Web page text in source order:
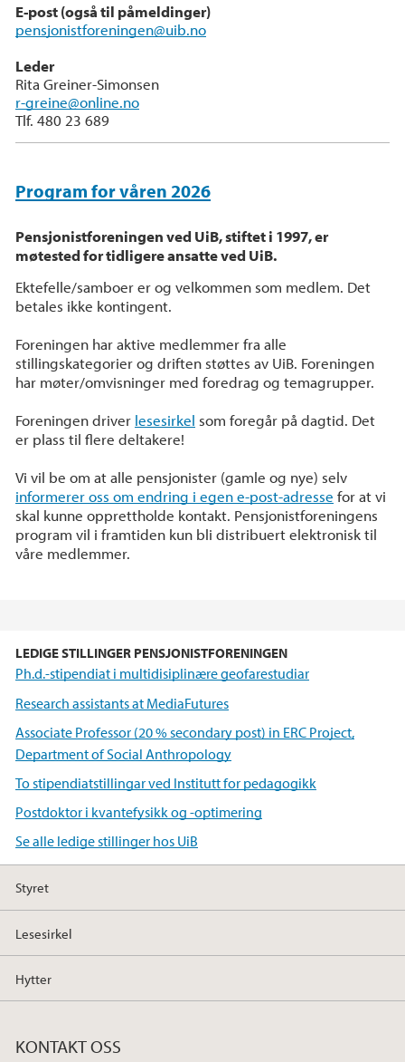
E-post (også til påmeldinger)
pensjonistforeningen@uib.no
Leder
Rita Greiner-Simonsen
r-greine@online.no
Tlf. 480 23 689
Program for våren 2026
Pensjonistforeningen ved UiB, stiftet i 1997, er
møtested for tidligere ansatte ved UiB.
Ektefelle/samboer er og velkommen som medlem. Det
betales ikke kontingent.
Foreningen har aktive medlemmer fra alle
stillingskategorier og driften støttes av UiB. Foreningen
har møter/omvisninger med foredrag og temagrupper.
Foreningen driver lesesirkel som foregår på dagtid. Det
er plass til flere deltakere!
Vi vil be om at alle pensjonister (gamle og nye) selv
informerer oss om endring i egen e-post-adresse for at vi
skal kunne opprettholde kontakt. Pensjonistforeningens
program vil i framtiden kun bli distribuert elektronisk til
våre medlemmer.
LEDIGE STILLINGER PENSJONISTFORENINGEN
Ph.d.-stipendiat i multidisiplinære geofarestudiar
Research assistants at MediaFutures
Associate Professor (20 % secondary post) in ERC Project,
Department of Social Anthropology
To stipendiatstillingar ved Institutt for pedagogikk
Postdoktor i kvantefysikk og -optimering
Se alle ledige stillinger hos UiB
Styret
Lesesirkel
Hytter
KONTAKT OSS